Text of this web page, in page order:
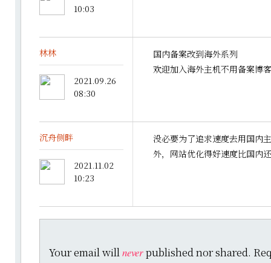
10:03
国内备案改到海外系列
欢迎加入海外主机不用备案博
林林
2021.09.26
08:30
没必要为了追求速度去用国内
外，网站优化得好速度比国内
沉舟侧畔
2021.11.02
10:23
Your email willneverpublished nor shared.